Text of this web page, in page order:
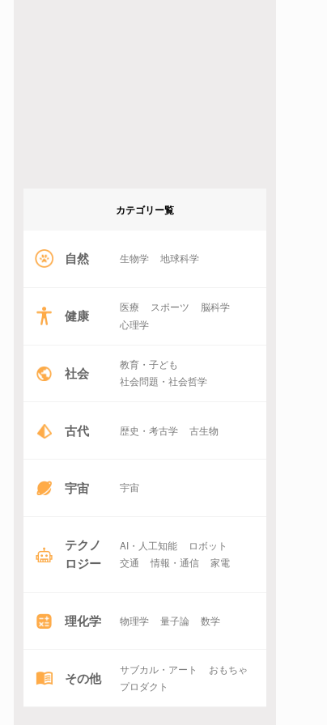
カテゴリー覧
自然 生物学 地球科学
健康 医療 スポーツ
脳科学
心理学
社会
教育・子ども
社会問題・社会哲学
古代 歴史・考古学 古生物
宇宙 宇宙
テクノ
ロジー
AI・人工知能
ロボット
交通
情報・通信 家電
理化学 物理学 量子論 数学
その他 サブカル・アート
おもちゃ
プロダクト